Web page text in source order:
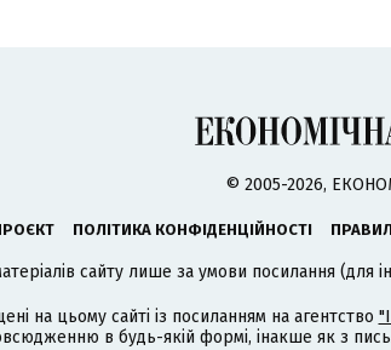
© 2005-2026,
ПОЛІТИКА КОНФІДЕНЦІЙНОСТІ
сайту лише за умови посилання (для
на цьому сайті із посиланням на агентство
в будь-якій формі, інакше як з